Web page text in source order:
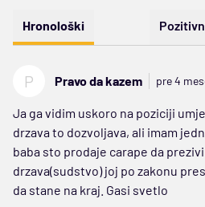
Hronološki
P Pravo da kazem pre 4
Ja ga vidim uskoro na poziciji
drzava to dozvoljava, ali imam
baba sto prodaje carape da
drzava(sudstvo) joj po zakonu
da stane na kraj. Gasi svetlo